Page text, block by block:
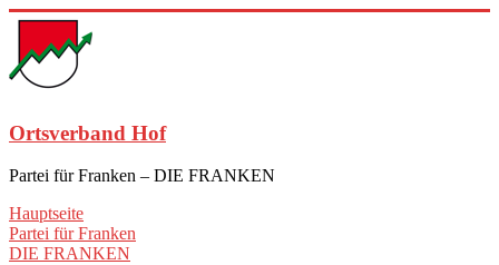
Zum
springen
Ortsverband Hof
Partei für Franken – DIE FRANKEN
Hauptseite
Partei für Franken
DIE FRANKEN